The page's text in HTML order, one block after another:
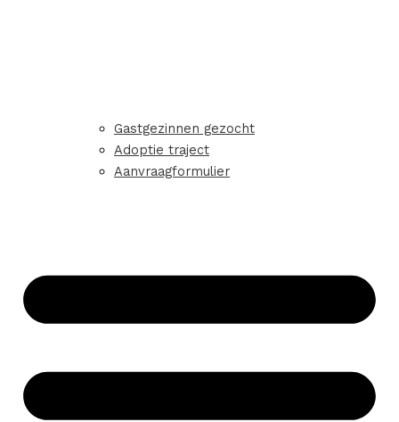
Gastgezinnen gezocht
Adoptie traject
Aanvraagformulier